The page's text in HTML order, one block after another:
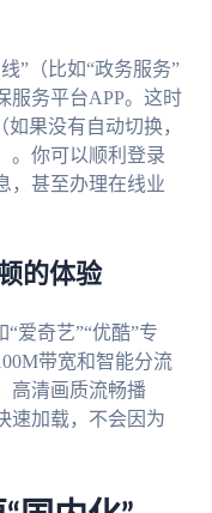
”（比如“政务服务”
服务平台APP。这时
果没有自动切换，
。你可以顺利登录
，甚至办理在线业
的体验
爱奇艺”“优酷”专
带宽和智能分流
高清画质流畅播
速加载，不会因为